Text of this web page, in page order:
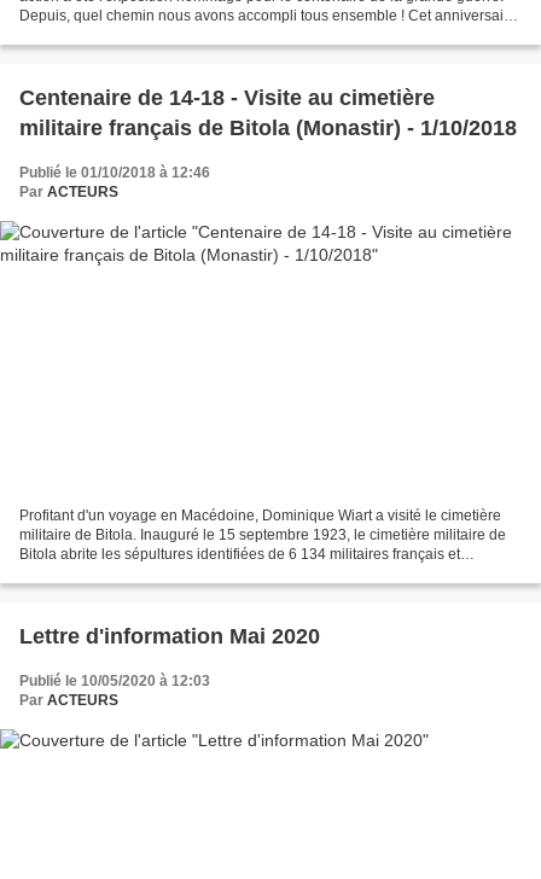
Depuis, quel chemin nous avons accompli tous ensemble ! Cet anniversaire
Centenaire de 14-18 - Visite au cimetière
militaire français de Bitola (Monastir) - 1/10/2018
Publié le 01/10/2018 à 12:46
Par ACTEURS
Profitant d'un voyage en Macédoine, Dominique Wiart a visité le cimetière
militaire de Bitola. Inauguré le 15 septembre 1923, le cimetière militaire de
Bitola abrite les sépultures identifiées de 6 134 militaires français et
Lettre d'information Mai 2020
Publié le 10/05/2020 à 12:03
Par ACTEURS